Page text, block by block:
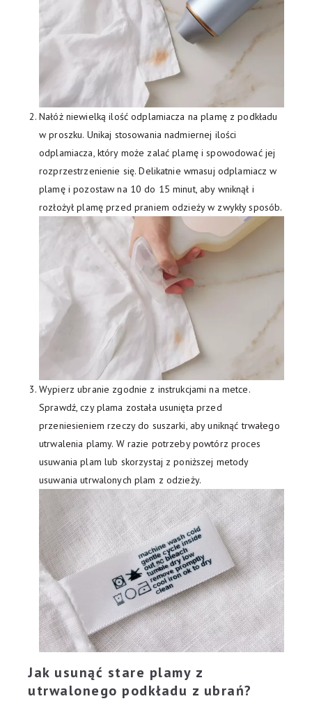
Nałóż niewielką ilość odplamiacza na plamę z podkładu
w proszku. Unikaj stosowania nadmiernej ilości
odplamiacza, który może zalać plamę i spowodować jej
rozprzestrzenienie się. Delikatnie wmasuj odplamiacz w
plamę i pozostaw na 10 do 15 minut, aby wniknął i
rozłożył plamę przed praniem odzieży w zwykły sposób.
Wypierz ubranie zgodnie z instrukcjami na metce.
Sprawdź, czy plama została usunięta przed
przeniesieniem rzeczy do suszarki, aby uniknąć trwałego
utrwalenia plamy. W razie potrzeby powtórz proces
usuwania plam lub skorzystaj z poniższej metody
usuwania utrwalonych plam z odzieży.
Jak usunąć stare plamy z
utrwalonego podkładu z ubrań?